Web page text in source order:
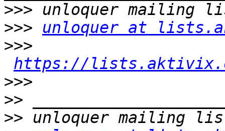
>>>
>>>
unloquer at
>>>
https://
>>>
>>
>>